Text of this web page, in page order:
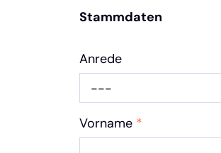
Stammdaten
Anrede
---
Vorname *